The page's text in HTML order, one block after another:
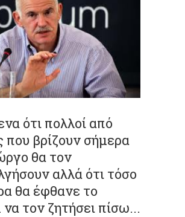
ότι πολλοί από
που βρίζουν σήμερα
θα τον
αλλά ότι τόσο
θα έφθανε το
τον ζητήσει πίσω...